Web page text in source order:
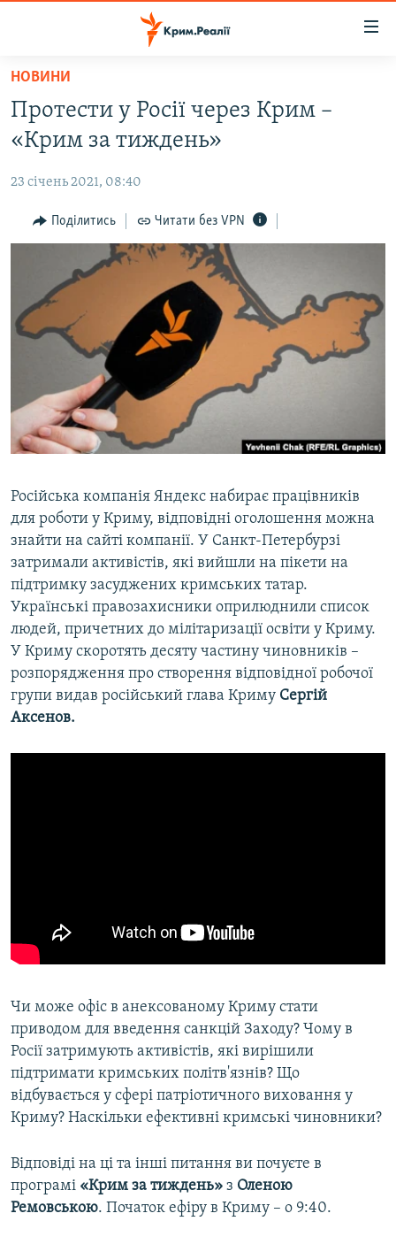
Перейти
основного
матеріалу
Перейти
до
навігації
Перейти
пошуку
ВОДА.КРИМ
ВІДЕО ТА ФОТО
ПОЛІТИКА
БЛОГИ
ІНТЕРВ'Ю
ВСЕ ЗА ДЕНЬ
СПЕЦПРОЕКТИ
ДЕПОРТАЦІЯ
ВІДЕОУРОКИ «ELIFBE»
СВІДЧЕННЯ ОКУПАЦІЇ
ІНФОГРАФІКА
ЯК ОБІЙТИ БЛОКУВАННЯ
Русский
Qırımtatar
ДОЛУЧАЙСЯ!
Усі сайти RFE/RL
НОВИНИ
Протести у Росії через Крим –
«Крим за тиждень»
23 січень 2021, 08:40
Поділитись Читати без VPN
Російська компанія Яндекс набирає працівників
для роботи у Криму, відповідні оголошення можна
знайти на сайті компанії. У Санкт-Петербурзі
затримали активістів, які вийшли на пікети на
підтримку засуджених кримських татар.
Українські правозахисники оприлюднили список
людей, причетних до мілітаризації освіти у Криму.
У Криму скоротять десяту частину чиновників –
розпорядження про створення відповідної робочої
групи видав російський глава Криму Сергій
Аксенов.
Чи може офіс в анексованому Криму стати
приводом для введення санкцій Заходу? Чому в
Росії затримують активістів, які вирішили
підтримати кримських політв'язнів? Що
відбувається у сфері патріотичного виховання у
Криму? Наскільки ефективні кримські чиновники?
Відповіді на ці та інші питання ви почуєте в
програмі «Крим за тиждень» з Оленою
Ремовською. Початок ефіру в Криму – о 9:40.